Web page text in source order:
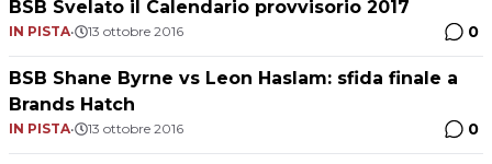
BSB Svelato il Calendario provvisorio 2017
IN PISTA• 13 ottobre 2016 0
BSB Shane Byrne vs Leon Haslam: sfida finale a
Brands Hatch
IN PISTA• 13 ottobre 2016 0